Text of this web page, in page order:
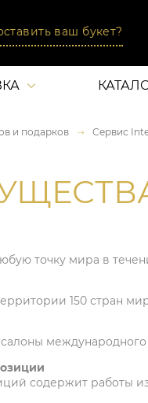
ваш букет?
и подарков Сервис
точку мира в
150 стран
содержит работы